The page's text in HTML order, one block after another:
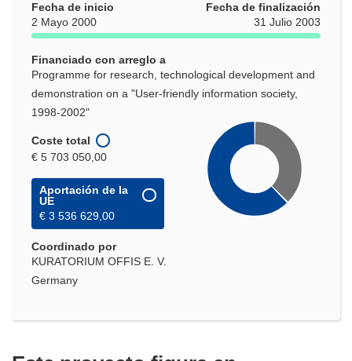
una
nueva
ventana)
Fecha de inicio
2 Mayo 2000
Fecha de finalización
31 Julio 2003
Financiado con arreglo a
Programme for research, technological development and
demonstration on a "User-friendly information society,
1998-2002"
Coste total
€ 5 703 050,00
Aportación de la
UE
€ 3 536 629,00
Coordinado por
KURATORIUM OFFIS E. V.
Germany